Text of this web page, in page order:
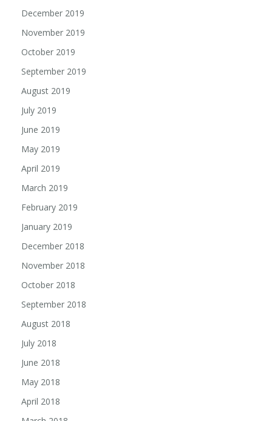
December 2019
November 2019
October 2019
September 2019
August 2019
July 2019
June 2019
May 2019
April 2019
March 2019
February 2019
January 2019
December 2018
November 2018
October 2018
September 2018
August 2018
July 2018
June 2018
May 2018
April 2018